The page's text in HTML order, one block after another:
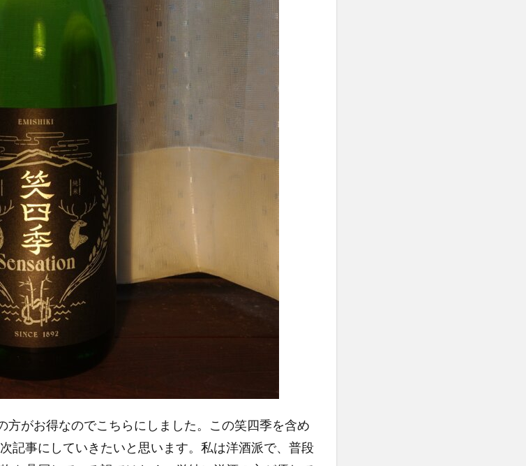
方がお得なのでこちらにしました。この笑四季を含め
記事にしていきたいと思います。私は洋酒派で、普段